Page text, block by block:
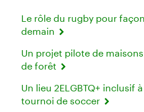
Le rôle du rugby pour
demain
Un projet pilote de
de forêt
Un lieu 2ELGBTQ+ inclusif
tournoi de soccer